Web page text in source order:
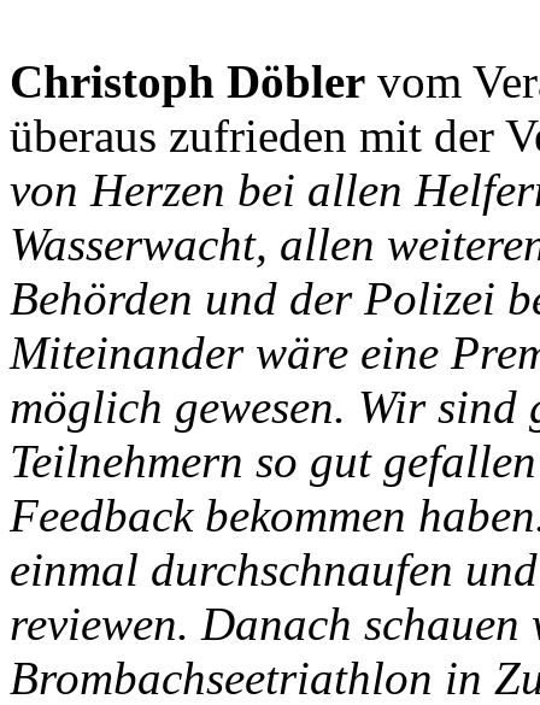
Christoph Döbler vom
überaus zufrieden mit der
von Herzen bei allen
Wasserwacht, allen
Behörden und der Polizei
Miteinander wäre eine
möglich gewesen. Wir sind
Teilnehmern so gut
Feedback bekommen
einmal durchschnaufen
reviewen. Danach
Brombachseetriathlon in